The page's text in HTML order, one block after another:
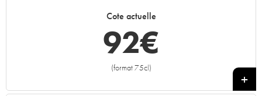
Cote actuelle
92€
(format 75cl)
+